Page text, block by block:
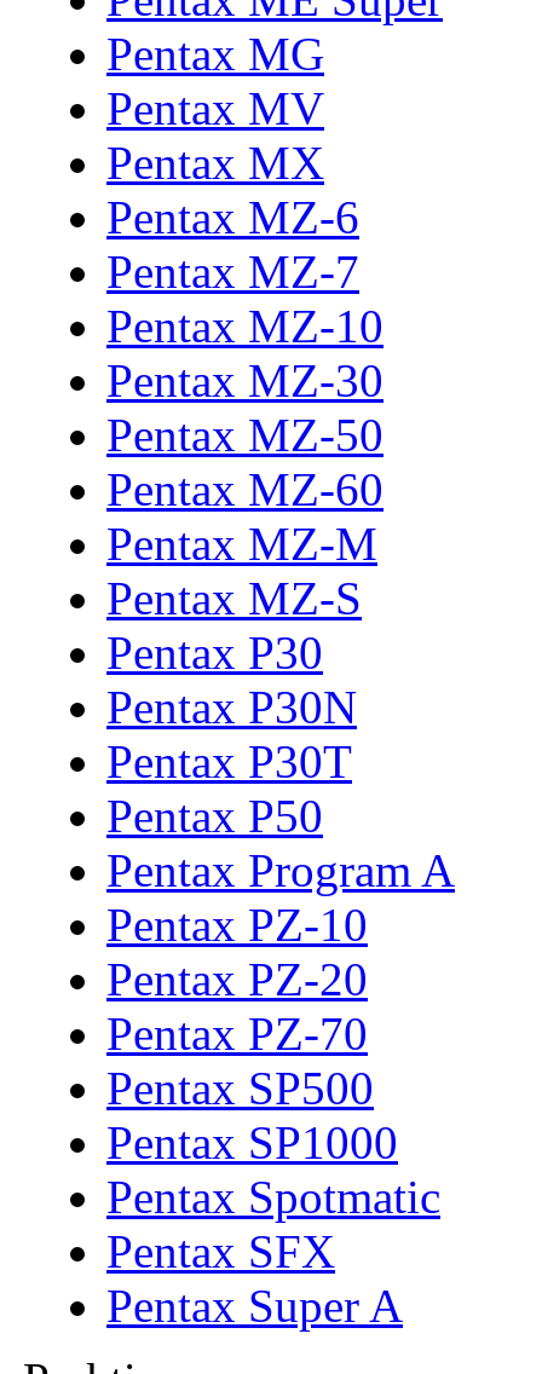
Pentax MG
Pentax MV
Pentax MX
Pentax MZ-6
Pentax MZ-7
Pentax MZ-10
Pentax MZ-30
Pentax MZ-50
Pentax MZ-60
Pentax MZ-M
Pentax MZ-S
Pentax P30
Pentax P30N
Pentax P30T
Pentax P50
Pentax Program A
Pentax PZ-10
Pentax PZ-20
Pentax PZ-70
Pentax SP500
Pentax SP1000
Pentax Spotmatic
Pentax SFX
Pentax Super A